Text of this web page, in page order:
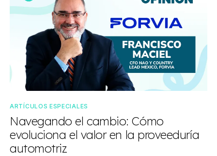
ARTÍCULOS ESPECIALES
Navegando el cambio: Cómo
evoluciona el valor en la proveeduría
automotriz